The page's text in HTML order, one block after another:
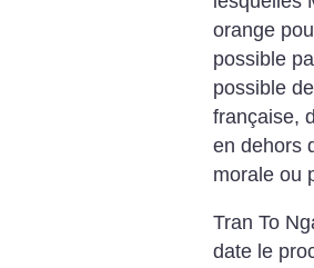
orange
possible
possible
française,
en dehors
morale ou
Tran To
date le